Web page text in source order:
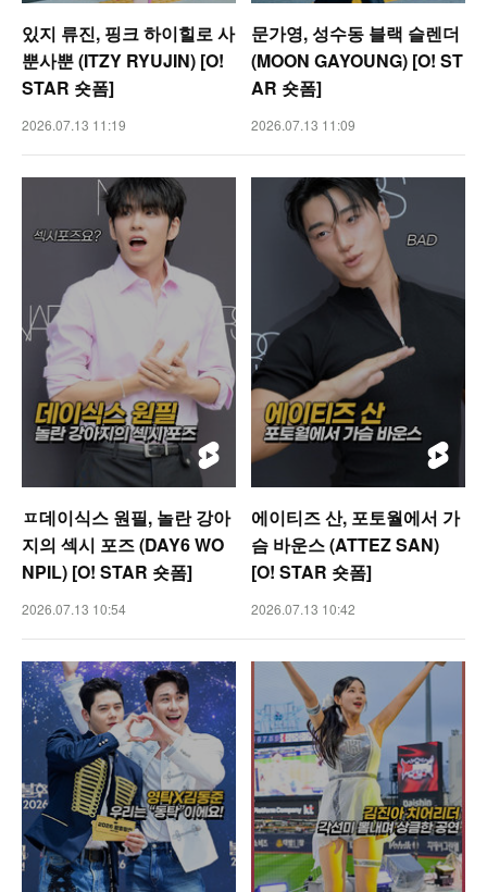
있지 류진, 핑크 하이힐로 사
뿐사뿐 (ITZY RYUJIN) [O!
STAR 숏폼]
2026.07.13 11:19
문가영, 성수동 블랙 슬렌더
(MOON GAYOUNG) [O! ST
AR 숏폼]
2026.07.13 11:09
ㅍ데이식스 원필, 놀란 강아
지의 섹시 포즈 (DAY6 WO
NPIL) [O! STAR 숏폼]
2026.07.13 10:54
에이티즈 산, 포토월에서 가
슴 바운스 (ATTEZ SAN)
[O! STAR 숏폼]
2026.07.13 10:42